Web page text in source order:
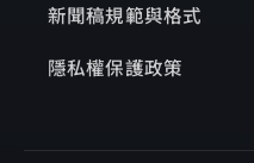
新聞稿規範與格式
隱私權保護政策